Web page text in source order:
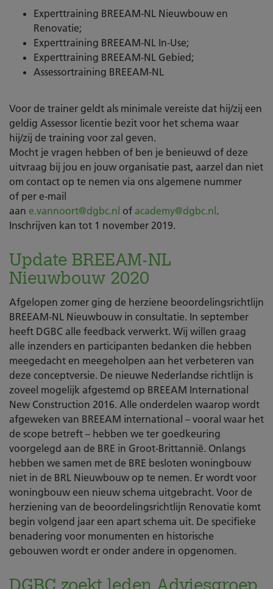
Experttraining BREEAM-NL Nieuwbouw en
Renovatie;
Experttraining BREEAM-NL In-Use;
Experttraining BREEAM-NL Gebied;
Assessortraining BREEAM-NL
Voor de trainer geldt als minimale vereiste dat hij/zij een
geldig Assessor licentie bezit voor het schema waar
hij/zij de training voor zal geven.
Mocht je vragen hebben of ben je benieuwd of deze
uitvraag bij jou en jouw organisatie past, aarzel dan niet
om contact op te nemen via ons algemene nummer
of per e-mail
aan e.vannoort@dgbc.nl of academy@dgbc.nl .
Inschrijven kan tot 1 november 2019.
Update BREEAM-NL
Nieuwbouw 2020
Afgelopen zomer ging de herziene beoordelingsrichtlijn
BREEAM-NL Nieuwbouw in consultatie. In september
heeft DGBC alle feedback verwerkt. Wij willen graag
alle inzenders en participanten bedanken die hebben
meegedacht en meegeholpen aan het verbeteren van
deze conceptversie. De nieuwe Nederlandse richtlijn is
zoveel mogelijk afgestemd op BREEAM International
New Construction 2016. Alle onderdelen waarop wordt
afgeweken van BREEAM international – vooral waar het
de scope betreft – hebben we ter goedkeuring
voorgelegd aan de BRE in Groot-Brittannië. Onlangs
hebben we samen met de BRE besloten woningbouw
niet in de BRL Nieuwbouw op te nemen. Er wordt voor
woningbouw een nieuw schema uitgebracht. Voor de
herziening van de beoordelingsrichtlijn Renovatie komt
begin volgend jaar een apart schema uit. De specifieke
benadering voor monumenten en historische
gebouwen wordt er onder andere in opgenomen.